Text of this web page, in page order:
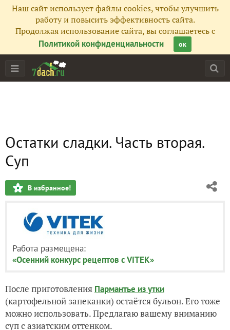
Наш сайт использует файлы cookies, чтобы улучшить
работу и повысить эффективность сайта.
Продолжая использование сайта, вы соглашаетесь с
Политикой конфиденциальности
ок
Остатки сладки. Часть вторая.
Суп
В избранное!
Работа размещена:
«Осенний конкурс рецептов с VITEK»
После приготовления Пармантье из утки
(картофельной запеканки) остаётся бульон. Его тоже
можно использовать. Предлагаю вашему вниманию
суп с азиатским оттенком.